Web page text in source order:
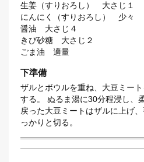
生姜（すりおろし） 大さじ１
にんにく（すりおろし） 少々
醤油 大さじ４
きび砂糖 大さじ２
ごま油 適量
下準備
ザルとボウルを重ね、大豆ミー
する。 ぬるま湯に30分程浸し、
戻った大豆ミートはザルに上げ
っかりと切る。